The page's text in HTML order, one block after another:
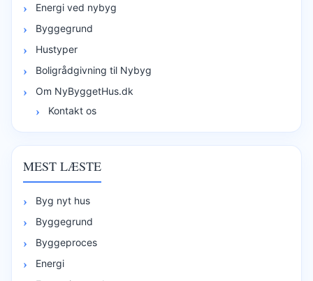
Energi ved nybyg
Byggegrund
Hustyper
Boligrådgivning til Nybyg
Om NyByggetHus.dk
Kontakt os
MEST LÆSTE
Byg nyt hus
Byggegrund
Byggeproces
Energi